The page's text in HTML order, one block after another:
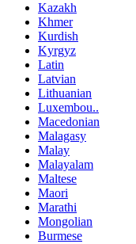
Kazakh
Khmer
Kurdish
Kyrgyz
Latin
Latvian
Lithuanian
Luxembou..
Macedonian
Malagasy
Malay
Malayalam
Maltese
Maori
Marathi
Mongolian
Burmese